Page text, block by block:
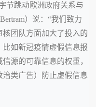
节跳动欧洲政府关系与
）说：“我们致力
团队方面加大了投入的
如新冠疫情虚假信息报
源的可靠信息的权重，
类广告）防止虚假信息